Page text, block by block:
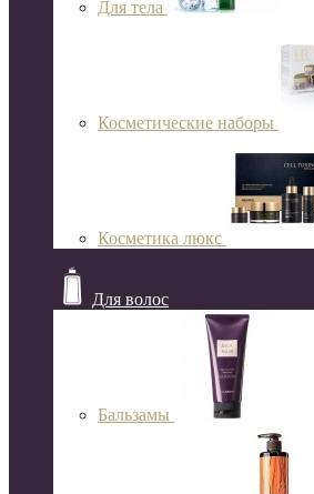
Для тела
Косметические наборы
Косметика люкс
Для волос
Бальзамы